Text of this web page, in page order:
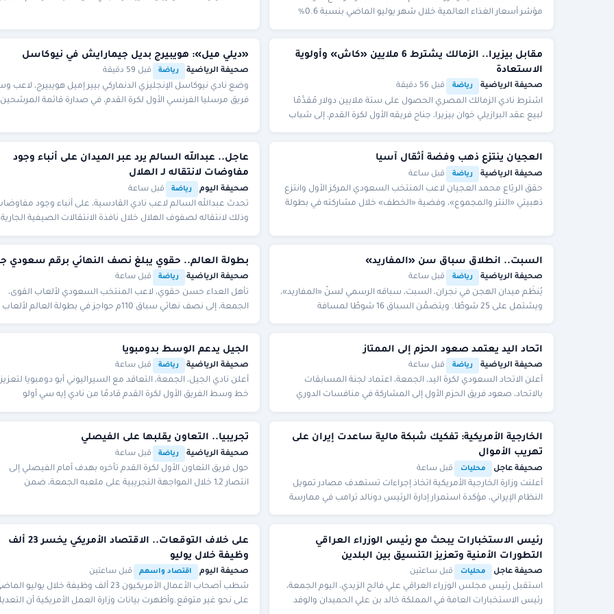
مؤشر أسعار الغذاء العالمية خلال شهر يوليو الماضي بنسبة 0.6%
مقابل بيزيرا.. الزمالك يشترط 6 ملايين «كاش» وأولوية
الاستعادة
صحيفة الرياضية رياضة قبل 56 دقيقة
اشترط نادي الزمالك المصري الحصول على ستة ملايين دولار مُقدَّمًا
لبيع عقد البرازيلي خوان بيزيرا، جناح فريقه الأول لكرة القدم، إلى شباب
«ديلي ميل»: هويبيرج بديل جيمارايش في نيوكاسل
صحيفة الرياضية· رياضة قبل 59 دقيقة
وضع نادي نيوكاسل الإنجليزي الدنماركي بيير إميل هويبيرج، لاعب
فريق مرسليا الفرنسي الأول لكرة القدم، في صدارة قائمة المرشحين
العجيان ينتزع ذهب وفضة أثقال آسيا
صحيفة الرياضية رياضة قبل ساعة
حقق الربّاع محمد العجيان لاعب المنتخب السعودي المركز الأول وانتزع
ذهبيتي «النتر والمجموع»، وفضية «الخطف» خلال مشاركته في بطولة
عاجل.. عبدالله السالم يرد عبر الميدان على أنباء وجود
مفاوضات لانتقاله لـ الهلال
صحيفة اليوم· رياضة قبل ساعة
تحدث عبدالله السالم لاعب نادي القادسية، على أنباء وجود
وذلك لانتقاله لصفوف الهلال خلال نافذة الانتقالات الصيفية الجارية،
السبت.. انطلاق سباق سن «المفاريد»
صحيفة الرياضية رياضة قبل ساعة
يُنظِّم ميدان الهجن في نجران، السبت، سباقه الرسمي لسنِّ «المفاريد»،
ويشتمل على 25 شوطًا. ويتضمَّن السباق 16 شوطًا لمسافة
بطولة العالم.. حقوي يبلغ نصف النهائي برقم سعودي
صحيفة الرياضية· رياضة قبل ساعة
تأهل العداء حسن حقوي، لاعب المنتخب السعودي لألعاب القوى،
الجمعة، إلى نصف نهائي سباق 110م حواجز في بطولة العالم لألعاب
اتحاد اليد يعتمد صعود الحزم إلى الممتاز
صحيفة الرياضية رياضة قبل ساعة
أعلن الاتحاد السعودي لكرة اليد، الجمعة، اعتماد لجنة المسابقات
بالاتحاد، صعود فريق الحزم الأول إلى المشاركة في منافسات الدوري
الجيل يدعم الوسط بدومبويا
صحيفة الرياضية· رياضة قبل ساعة
أعلن نادي الجيل، الجمعة، التعاقد مع السيراليوني أبو دومبويا لتعزيز
خط وسط الفريق الأول لكرة القدم قادمًا من نادي إيه سي أولو
الخارجية الأمريكية: تفكيك شبكة مالية ساعدت إيران على
تهريب الأموال
صحيفة عاجل محليات قبل ساعة
أعلنت وزارة الخارجية الأمريكية اتخاذ إجراءات تستهدف مصادر تمويل
النظام الإيراني، مؤكدة استمرار إدارة الرئيس دونالد ترامب في ممارسة
سياسة "أقصى الضغوط" على طهران
تجريبيا.. التعاون يقلبها على الفيصلي
صحيفة الرياضية· رياضة قبل ساعة
حول فريق التعاون الأول لكرة القدم تأخره بهدف أمام الفيصلي إلى
انتصار 2ـ1 خلال المواجهة التجريبية على ملعبه الجمعة، ضمن
رئيس الاستخبارات يبحث مع رئيس الوزراء العراقي
التطورات الأمنية وتعزيز التنسيق بين البلدين
صحيفة عاجل محليات قبل ساعتين
استقبل رئيس مجلس الوزراء العراقي علي فالح الزيدي، اليوم الجمعة،
رئيس الاستخبارات العامة في المملكة خالد بن علي الحميدان والوفد
على خلاف التوقعات.. الاقتصاد الأمريكي يخسر 23 ألف
وظيفة خلال يوليو
صحيفة اليوم· اقتصاد واسهم قبل ساعتين
شطب أصحاب الأعمال الأمريكيون 23 ألف وظيفة خلال يوليو
على نحو غير متوقع.وأظهرت بيانات وزارة العمل الأمريكية أن